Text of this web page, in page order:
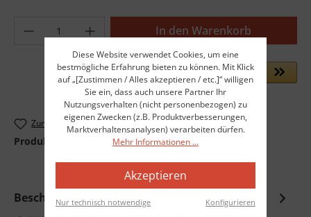
Produkt Anzahl: Gib den gewünschten
In den Warenkorb
Zum Merkzettel hinzufügen
Produktnummer: dot-60208288
Beschreibung
Diese Website verwendet Cookies, um eine
bestmögliche Erfahrung bieten zu können. Mit Klick
auf „[Zustimmen / Alles akzeptieren / etc.]“ willigen
Sie ein, dass auch unsere Partner Ihr
Nutzungsverhalten (nicht personenbezogen) zu
eigenen Zwecken (z.B. Produktverbesserungen,
Marktverhaltensanalysen) verarbeiten dürfen.
Mehr Informationen ...
Akzeptieren
Nur technisch notwendige Konfigurieren